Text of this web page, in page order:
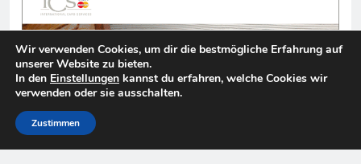
Wir verwenden Cookies, um dir die bestmögliche Erfahrung auf
unserer Website zu bieten.
In den Einstellungen kannst du erfahren, welche Cookies wir
verwenden oder sie ausschalten.
Zustimmen